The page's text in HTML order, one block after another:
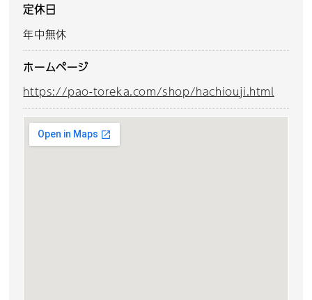
定休日
年中無休
ホームページ
https://pao-toreka.com/shop/hachiouji.html